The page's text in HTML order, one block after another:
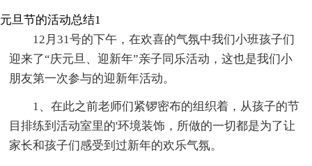
元旦节的活动总结1
12月31号的下午，在欢喜的气氛中我们小班孩子们
迎来了“庆元旦、迎新年”亲子同乐活动，这也是我们小
朋友第一次参与的迎新年活动。
1、在此之前老师们紧锣密布的组织着，从孩子的节
目排练到活动室里的'环境装饰，所做的一切都是为了让
家长和孩子们感受到过新年的欢乐气氛。